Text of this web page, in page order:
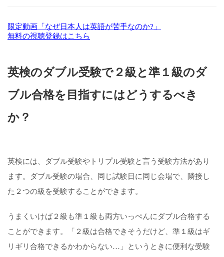
限定動画「なぜ日本人は英語が苦手なのか?」
無料の視聴登録はこちら
英検のダブル受験で２級と準１級のダ
ブル合格を目指すにはどうするべき
か？
英検には、ダブル受験やトリプル受験と言う受験方法があり
ます。ダブル受験の場合、同じ試験日に同じ会場で、隣接し
た２つの級を受験することができます。
うまくいけば２級も準１級も両方いっぺんにダブル合格する
ことができます。「２級は合格できそうだけど、準１級はギ
リギリ合格できるかわからない…」というときに便利な受験